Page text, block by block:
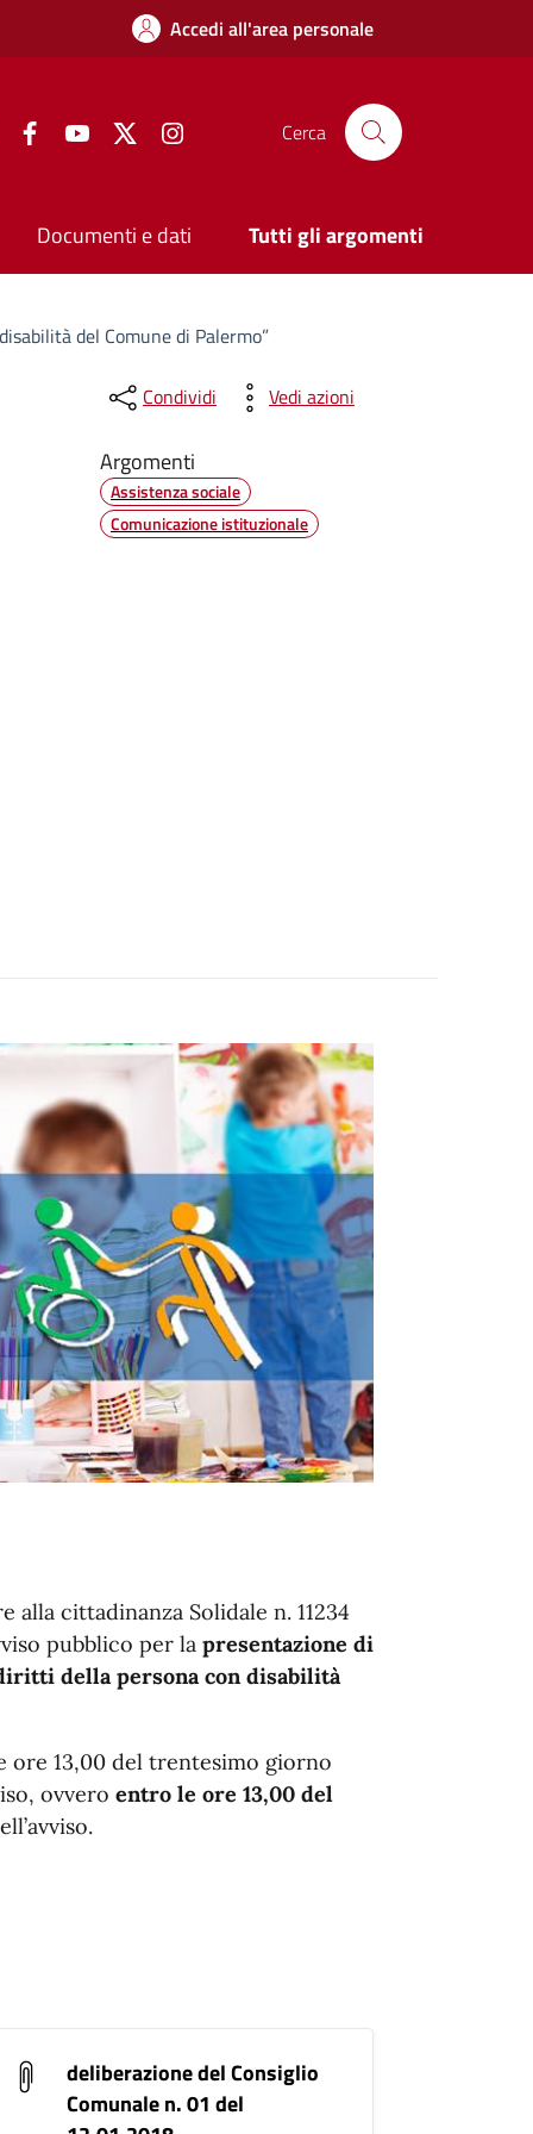
Accedi all'area personale
FacebookYouTube Twitter Cerca
Documenti e dati Tutti gli argomenti
del Comune di Palermo”
Condividi Vedi azioni
Argomenti
Assistenza sociale
Comunicazione istituzionale
cittadinanza Solidale n. 11234
pubblico per lapresentazione di
della persona con disabilità
13,00 del trentesimo giorno
ovvero entro le ore 13,00 del
deliberazione del Consiglio
Comunale n. 01 del